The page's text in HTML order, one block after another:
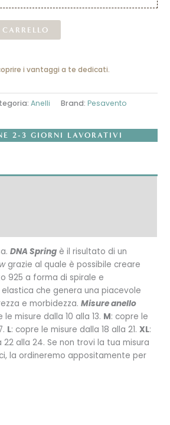
i vantaggi a te dedicati.
Anelli Brand:Pesavento
2-3 GIORNI LAVORATIVI
DNA Spring è il risultato di un
grazie al quale è possibile creare
925 a forma di spirale e
che genera una piacevole
e morbidezza.Misure anello
le misure dalla 10 alla 13. M: copre le
L: copre le misure dalla 18 alla 21.XL:
alla 24. Se non trovi la tua misura
la ordineremo appositamente per